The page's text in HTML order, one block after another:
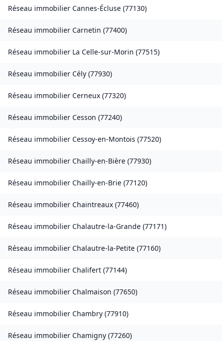
Réseau immobilier Cannes-Écluse (77130)
Réseau immobilier Carnetin (77400)
Réseau immobilier La Celle-sur-Morin (77515)
Réseau immobilier Cély (77930)
Réseau immobilier Cerneux (77320)
Réseau immobilier Cesson (77240)
Réseau immobilier Cessoy-en-Montois (77520)
Réseau immobilier Chailly-en-Bière (77930)
Réseau immobilier Chailly-en-Brie (77120)
Réseau immobilier Chaintreaux (77460)
Réseau immobilier Chalautre-la-Grande (77171)
Réseau immobilier Chalautre-la-Petite (77160)
Réseau immobilier Chalifert (77144)
Réseau immobilier Chalmaison (77650)
Réseau immobilier Chambry (77910)
Réseau immobilier Chamigny (77260)